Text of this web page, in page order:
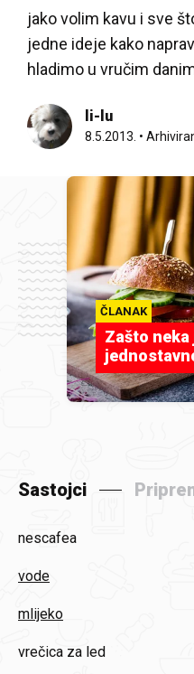
jako volim kavu i sve
jedne ideje kako
hladimo u vručim
li-lu
8.5.2013. •
ČLANAK
Zašto neka
Sastojci
nescafea
vode
mlijeko
vrečica za led